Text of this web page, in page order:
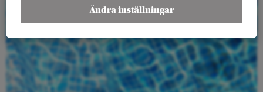
Ändra inställningar